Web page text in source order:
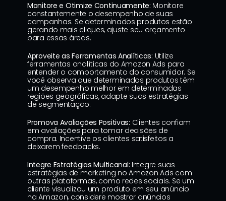
Monitore e Otimize Continuamente: Monitore
constantemente o desempenho de suas
campanhas. Se determinados produtos estão
gerando mais cliques, ajuste seu orçamento
para essas áreas.
Aproveite as Ferramentas Analíticas: Utilize
ferramentas analíticas do Amazon Ads para
entender o comportamento do consumidor. Se
você observa que determinados produtos têm
um desempenho melhor em determinadas
regiões geográficas, adapte suas estratégias
de segmentação.
Promova Avaliações Positivas: Clientes confiam
em avaliações para tomar decisões de
compra. Incentive os clientes satisfeitos a
deixarem feedbacks.
Integre Estratégias Multicanal: Integre suas
estratégias de marketing no Amazon Ads com
outras plataformas, como redes sociais. Se um
cliente visualizou um produto em seu anúncio
na Amazon, considere mostrar anúncios